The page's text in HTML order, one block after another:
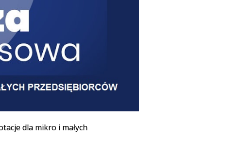
dla mikro i małych